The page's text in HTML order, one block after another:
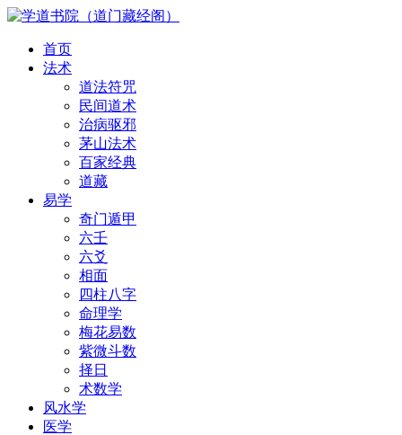
首页
法术
道法符咒
民间道术
治病驱邪
茅山法术
百家经典
道藏
易学
奇门遁甲
六壬
六爻
相面
四柱八字
命理学
梅花易数
紫微斗数
择日
术数学
风水学
医学